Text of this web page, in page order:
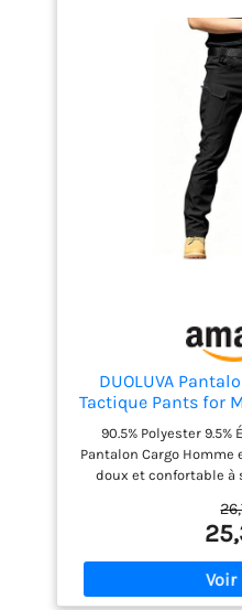
DUOLUVA
Tactique Pants for
90.5% Polyester
Pantalon Cargo
doux et confortable à
10 Poches: Ce pantalon
bien répondre à vos
taille élastique, pas
Conception de Niche:
indéchirable, la